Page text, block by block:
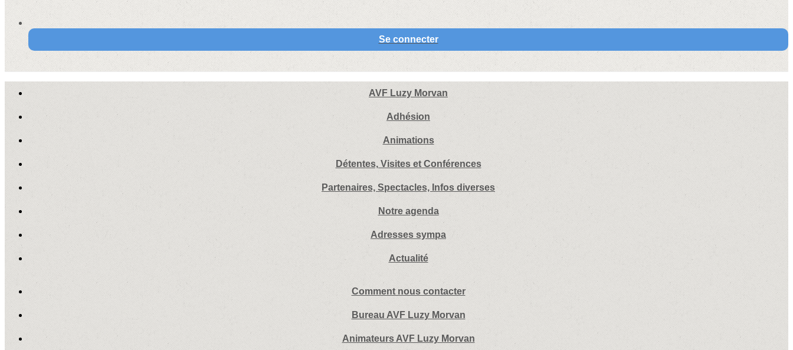
Se connecter
AVF Luzy Morvan
Adhésion
Animations
Détentes, Visites et Conférences
Partenaires, Spectacles, Infos diverses
Notre agenda
Adresses sympa
Actualité
Comment nous contacter
Bureau AVF Luzy Morvan
Animateurs AVF Luzy Morvan